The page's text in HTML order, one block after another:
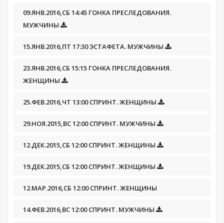
09.ЯНВ.2016,СБ 14:45 ГОНКА ПРЕСЛЕДОВАНИЯ.
МУЖЧИНЫ
15.ЯНВ.2016,ПТ 17:30 ЭСТАФЕТА. МУЖЧИНЫ
23.ЯНВ.2016,СБ 15:15 ГОНКА ПРЕСЛЕДОВАНИЯ.
ЖЕНЩИНЫ
25.ФЕВ.2016,ЧТ 13:00 СПРИНТ. ЖЕНЩИНЫ
29.НОЯ.2015,ВС 12:00 СПРИНТ. МУЖЧИНЫ
12.ДЕК.2015,СБ 12:00 СПРИНТ. ЖЕНЩИНЫ
19.ДЕК.2015,СБ 12:00 СПРИНТ. ЖЕНЩИНЫ
12.МАР.2016,СБ 12:00 СПРИНТ. ЖЕНЩИНЫ
14.ФЕВ.2016,ВС 12:00 СПРИНТ. МУЖЧИНЫ